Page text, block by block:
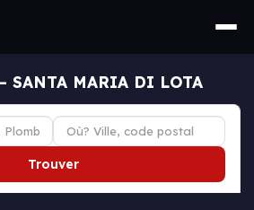
MARIA DI LOTA
Trouver